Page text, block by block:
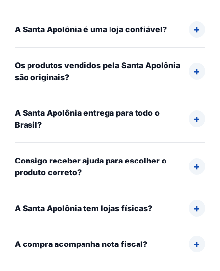
A Santa Apolônia é uma loja confiável?
Os produtos vendidos pela Santa Apolônia
são originais?
A Santa Apolônia entrega para todo o
Brasil?
Consigo receber ajuda para escolher o
produto correto?
A Santa Apolônia tem lojas físicas?
A compra acompanha nota fiscal?